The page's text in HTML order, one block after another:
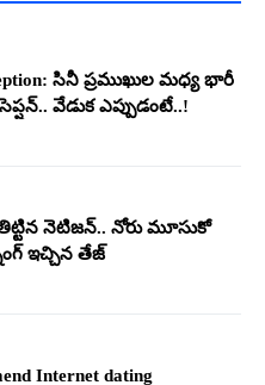
సినీ ప్ర‌ముఖుల మ‌ధ్య భారీ
వేడుక ఎప్పుడంటే..!
నెటిజ‌న్.. నోరు మూసుకో
ఇచ్చిన తేజ్
Internet dating